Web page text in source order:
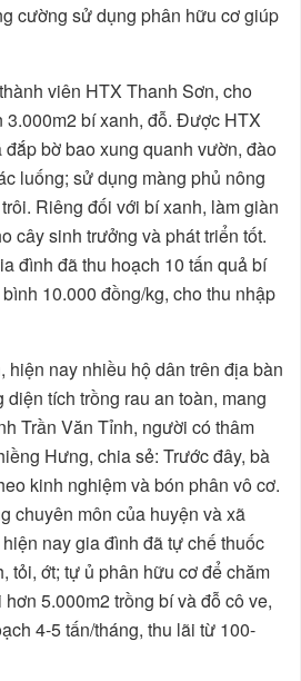
cường sử dụng phân hữu cơ giúp
viên HTX Thanh Sơn, cho
3.000m2 bí xanh, đỗ. Được HTX
bờ bao xung quanh vườn, đào
luống; sử dụng màng phủ nông
Riêng đối với bí xanh, làm giàn
cây sinh trưởng và phát triển tốt.
đình đã thu hoạch 10 tấn quả bí
10.000 đồng/kg, cho thu nhập
hiện nay nhiều hộ dân trên địa bàn
diện tích trồng rau an toàn, mang
Trần Văn Tỉnh, người có thâm
Hưng, chia sẻ: Trước đây, bà
kinh nghiệm và bón phân vô cơ.
chuyên môn của huyện và xã
nay gia đình đã tự chế thuốc
tỏi, ớt; tự ủ phân hữu cơ để chăm
5.000m2 trồng bí và đỗ cô ve,
4-5 tấn/tháng, thu lãi từ 100-